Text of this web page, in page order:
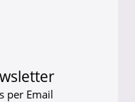
per Email